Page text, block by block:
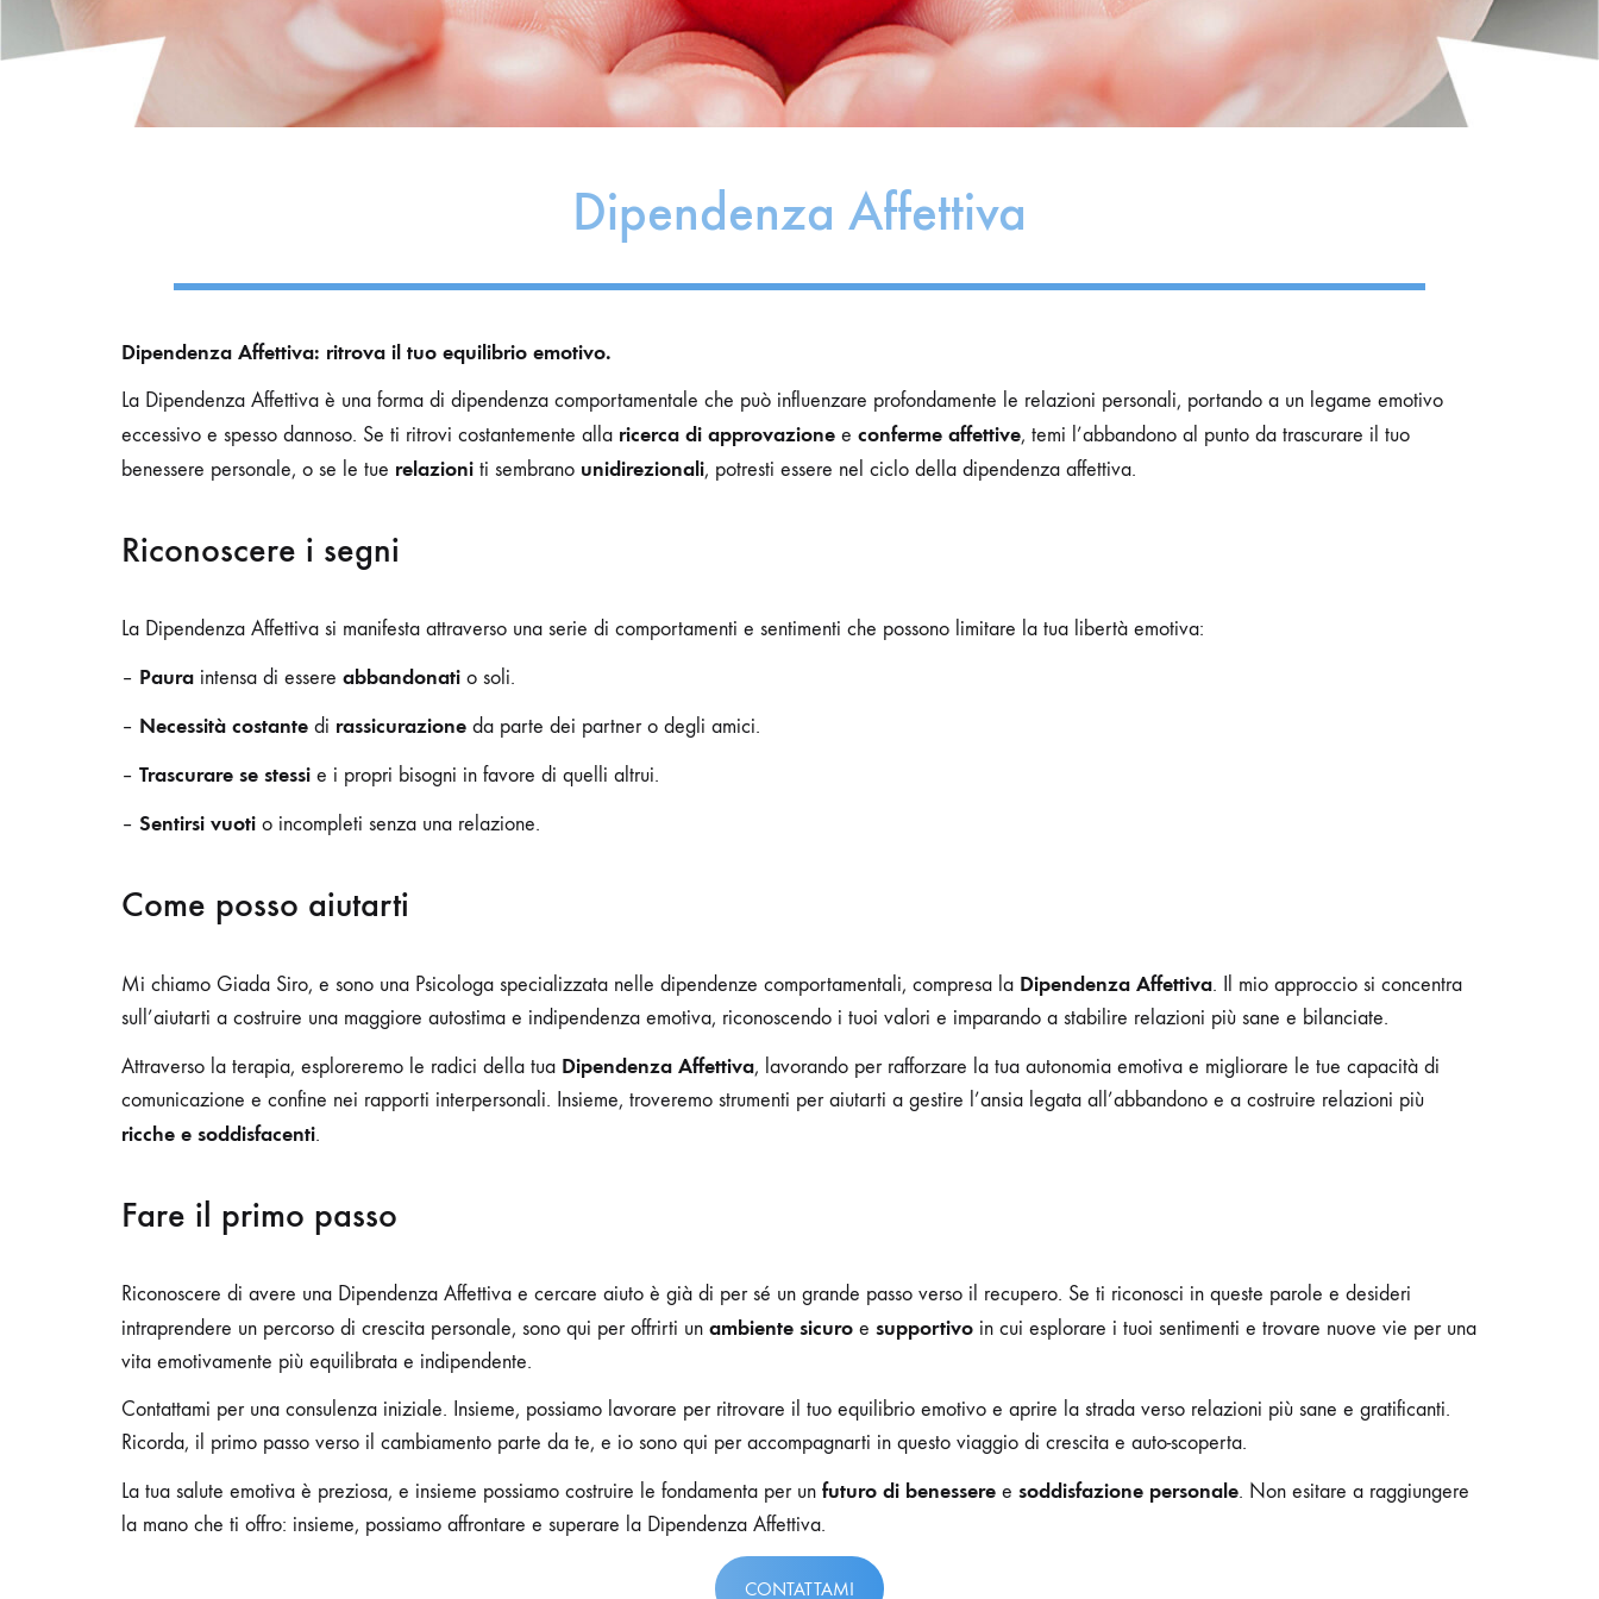
Dipendenza Affettiva
Dipendenza Affettiva: ritrova il tuo equilibrio emotivo.
La Dipendenza Affettiva è una forma di dipendenza comportamentale che può influenzare profondamente le relazioni personali, portando a un legame emotivo
eccessivo e spesso dannoso. Se ti ritrovi costantemente alla ricerca di approvazione e conferme affettive, temi l’abbandono al punto da trascurare il tuo
benessere personale, o se le tue relazioni ti sembrano unidirezionali, potresti essere nel ciclo della dipendenza affettiva.
Riconoscere i segni
La Dipendenza Affettiva si manifesta attraverso una serie di comportamenti e sentimenti che possono limitare la tua libertà emotiva:
– Paura intensa di essere abbandonati o soli.
– Necessità costante di rassicurazione da parte dei partner o degli amici.
– Trascurare se stessi e i propri bisogni in favore di quelli altrui.
– Sentirsi vuoti o incompleti senza una relazione.
Come posso aiutarti
Mi chiamo Giada Siro, e sono una Psicologa specializzata nelle dipendenze comportamentali, compresa la Dipendenza Affettiva. Il mio approccio si concentra
sull’aiutarti a costruire una maggiore autostima e indipendenza emotiva, riconoscendo i tuoi valori e imparando a stabilire relazioni più sane e bilanciate.
Attraverso la terapia, esploreremo le radici della tua Dipendenza Affettiva, lavorando per rafforzare la tua autonomia emotiva e migliorare le tue capacità di
comunicazione e confine nei rapporti interpersonali. Insieme, troveremo strumenti per aiutarti a gestire l’ansia legata all’abbandono e a costruire relazioni più
ricche e soddisfacenti.
Fare il primo passo
Riconoscere di avere una Dipendenza Affettiva e cercare aiuto è già di per sé un grande passo verso il recupero. Se ti riconosci in queste parole e desideri
intraprendere un percorso di crescita personale, sono qui per offrirti un ambiente sicuro e supportivo in cui esplorare i tuoi sentimenti e trovare nuove vie per una
vita emotivamente più equilibrata e indipendente.
Contattami per una consulenza iniziale. Insieme, possiamo lavorare per ritrovare il tuo equilibrio emotivo e aprire la strada verso relazioni più sane e gratificanti.
Ricorda, il primo passo verso il cambiamento parte da te, e io sono qui per accompagnarti in questo viaggio di crescita e auto-scoperta.
La tua salute emotiva è preziosa, e insieme possiamo costruire le fondamenta per un futuro di benessere e soddisfazione personale. Non esitare a raggiungere
la mano che ti offro: insieme, possiamo affrontare e superare la Dipendenza Affettiva.
CONTATTAMI